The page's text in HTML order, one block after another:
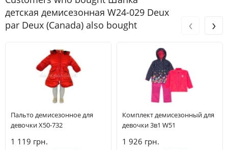
детская демисезонная W24-029 Deux
par Deux (Canada) also bought
Пальто демисезонное для
девочки Х50-732
1 119 грн.
Комплект демисезонный для
девочки 3в1 W51
1 926 грн.
‹ ›